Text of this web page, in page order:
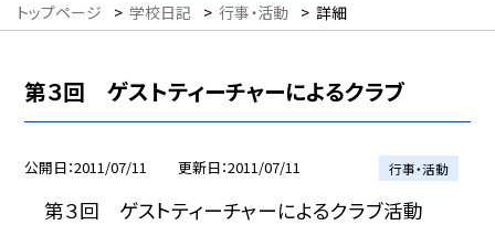
トップページ > 学校日記 > 行事・活動 > 詳細
第３回 ゲストティーチャーによるクラブ
公開日 2011/07/11 更新日 2011/07/11 行事・活動
第３回 ゲストティーチャーによるクラブ活動